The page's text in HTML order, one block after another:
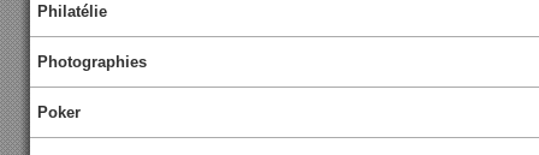
Philatélie
Photographies
Poker